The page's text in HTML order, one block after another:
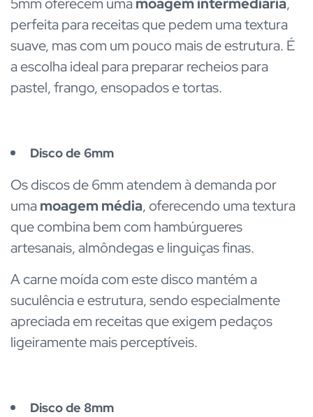
perfeita para receitas que pedem uma textura
suave, mas com um pouco mais de estrutura. É
a escolha ideal para preparar recheios para
pastel, frango, ensopados e tortas.
Disco de 6mm
Os discos de 6mm atendem à demanda por
uma moagem média, oferecendo uma textura
que combina bem com hambúrgueres
artesanais, almôndegas e linguiças finas.
A carne moída com este disco mantém a
suculência e estrutura, sendo especialmente
apreciada em receitas que exigem pedaços
ligeiramente mais perceptíveis.
Disco de 8mm